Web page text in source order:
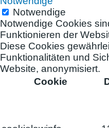
Notwendige
Notwendige Cookies
Funktionieren der
Diese Cookies
Funktionalitäten und
Website, anonymisiert.
Cookie